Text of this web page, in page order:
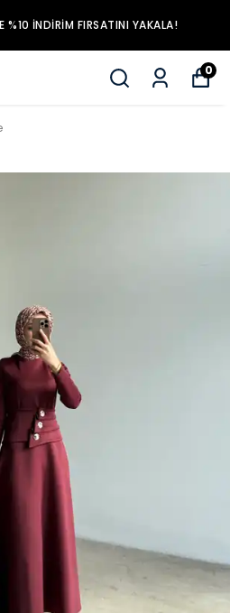
%10 İNDİRİM FIRSATINI YAKALA!
0